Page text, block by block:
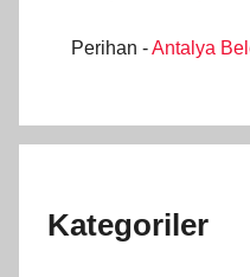
Perihan -Antalya
Kategoriler